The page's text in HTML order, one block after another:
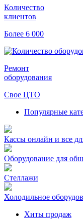
Количество
клиентов
Более 6 000
Ремонт
оборудования
Свое ЦТО
Популярные
Кассы онлайн и все
Оборудование для
Стеллажи
Холодильное
Хиты продаж